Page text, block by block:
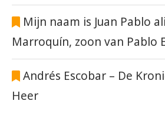
Mijn naam is Juan Pablo
Marroquín, zoon van Pablo
Andrés Escobar – De
Heer